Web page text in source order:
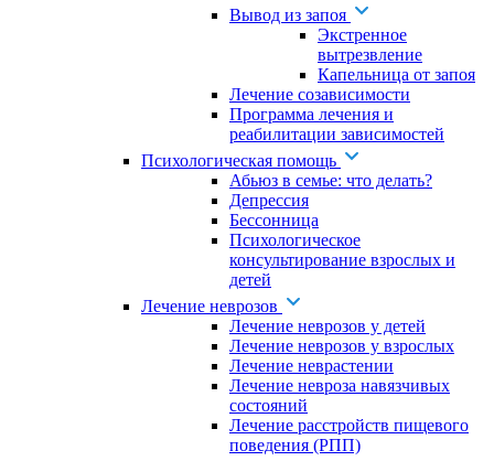
Вывод из запоя
Экстренное
вытрезвление
Капельница от запоя
Лечение созависимости
Программа лечения и
реабилитации зависимостей
Психологическая помощь
Абьюз в семье: что делать?
Депрессия
Бессонница
Психологическое
консультирование взрослых и
детей
Лечение неврозов
Лечение неврозов у детей
Лечение неврозов у взрослых
Лечение неврастении
Лечение невроза навязчивых
состояний
Лечение расстройств пищевого
поведения (РПП)